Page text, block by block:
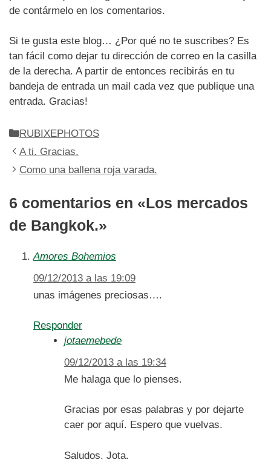
de contármelo en los comentarios.
Si te gusta este blog… ¿Por qué no te suscribes? Es
tan fácil como dejar tu dirección de correo en la casilla
de la derecha. A partir de entonces recibirás en tu
bandeja de entrada un mail cada vez que publique una
entrada. Gracias!
Categorías
RUBIXEPHOTOS
A ti. Gracias.
Como una ballena roja varada.
6 comentarios en «Los mercados
de Bangkok.»
Amores Bohemios
09/12/2013 a las 19:09
unas imágenes preciosas….
Responder
jotaemebede
09/12/2013 a las 19:34
Me halaga que lo pienses.
Gracias por esas palabras y por dejarte
caer por aquí. Espero que vuelvas.
Saludos. Jota.